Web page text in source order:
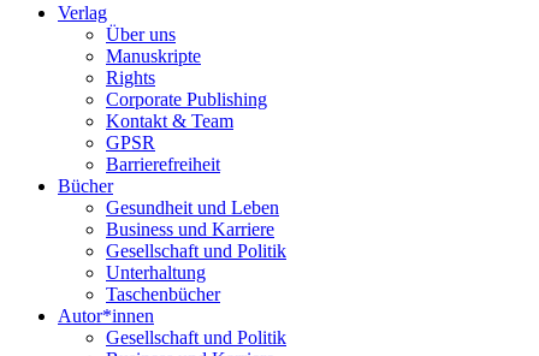
Verlag
Über uns
Manuskripte
Rights
Corporate Publishing
Kontakt & Team
GPSR
Barrierefreiheit
Bücher
Gesundheit und Leben
Business und Karriere
Gesellschaft und Politik
Unterhaltung
Taschenbücher
Autor*innen
Gesellschaft und Politik